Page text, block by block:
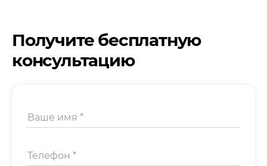
Получите бесплатную
консультацию